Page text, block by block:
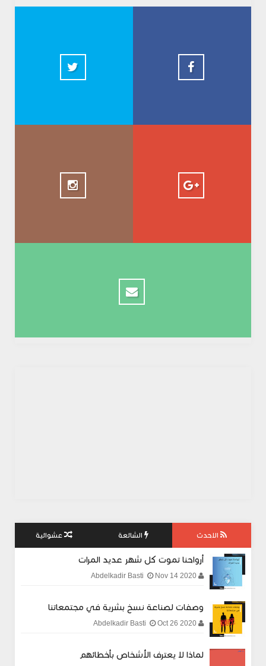
الاحدث الشائعة عشوائية
أرواحنا تموت كل شهر عديد المرات
Nov 14 2020
وصفات لصناعة نسخ بشرية في مجتمعاتنا
Oct 26 2020
لماذا لا يعترف الأشخاص بأخطائهم